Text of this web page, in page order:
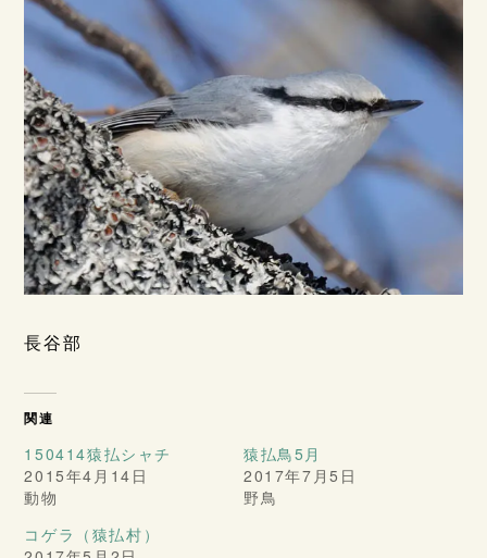
長谷部
関連
150414猿払シャチ
2015年4月14日
動物
猿払鳥5月
2017年7月5日
野鳥
コゲラ（猿払村）